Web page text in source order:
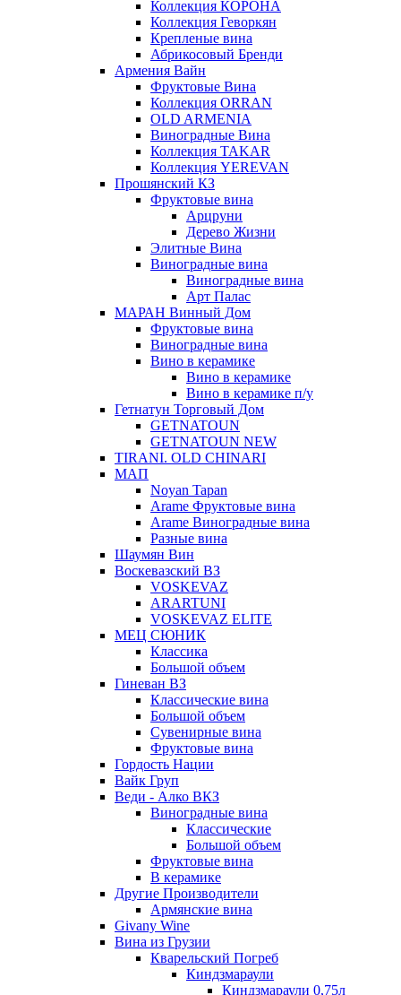
Коллекция КОРОНА
Коллекция Геворкян
Крепленые вина
Абрикосовый Бренди
Армения Вайн
Фруктовые Вина
Коллекция ORRAN
OLD ARMENIA
Виноградные Вина
Коллекция TAKAR
Коллекция YEREVAN
Прошянский КЗ
Фруктовые вина
Арцруни
Дерево Жизни
Элитные Вина
Виноградные вина
Виноградные вина
Арт Палас
МАРАН Винный Дом
Фруктовые вина
Виноградные вина
Вино в керамике
Вино в керамике
Вино в керамике п/у
Гетнатун Торговый Дом
GETNATOUN
GETNATOUN NEW
TIRANI. OLD CHINARI
МАП
Noyan Tapan
Arame Фруктовые вина
Arame Виноградные вина
Разные вина
Шаумян Вин
Воскевазский ВЗ
VOSKEVAZ
ARARTUNI
VOSKEVAZ ELITE
МЕЦ СЮНИК
Классика
Большой объем
Гиневан ВЗ
Классические вина
Большой объем
Сувенирные вина
Фруктовые вина
Гордость Нации
Вайк Груп
Веди - Алко ВКЗ
Виноградные вина
Классические
Большой объем
Фруктовые вина
В керамике
Другие Производители
Армянские вина
Givany Wine
Вина из Грузии
Кварельский Погреб
Киндзмараули
Киндзмараули 0,75л